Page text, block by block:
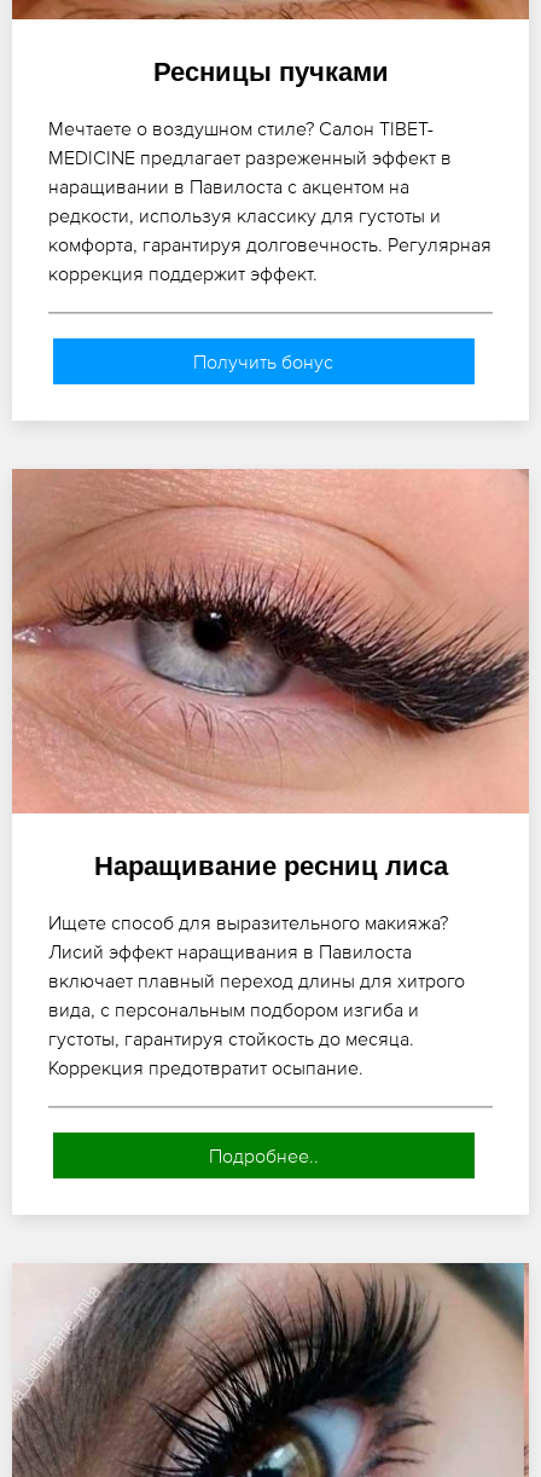
Ресницы пучками
Мечтаете о воздушном стиле? Салон TIBET-
MEDICINE предлагает разреженный эффект в
наращивании в Павилоста с акцентом на
редкости, используя классику для густоты и
комфорта, гарантируя долговечность. Регулярная
коррекция поддержит эффект.
Получить бонус
Наращивание ресниц лиса
Ищете способ для выразительного макияжа?
Лисий эффект наращивания в Павилоста
включает плавный переход длины для хитрого
вида, с персональным подбором изгиба и
густоты, гарантируя стойкость до месяца.
Коррекция предотвратит осыпание.
Подробнее..